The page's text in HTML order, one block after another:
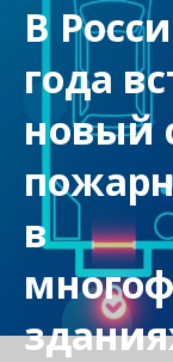
В
года
новый
в